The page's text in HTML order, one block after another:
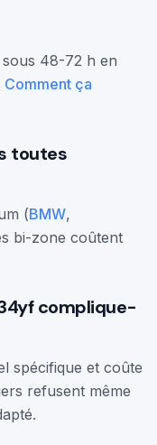
48-72 h en
Comment ça
toutes
(BMW,
bi-zone coûtent
complique-
spécifique et coûte
refusent même